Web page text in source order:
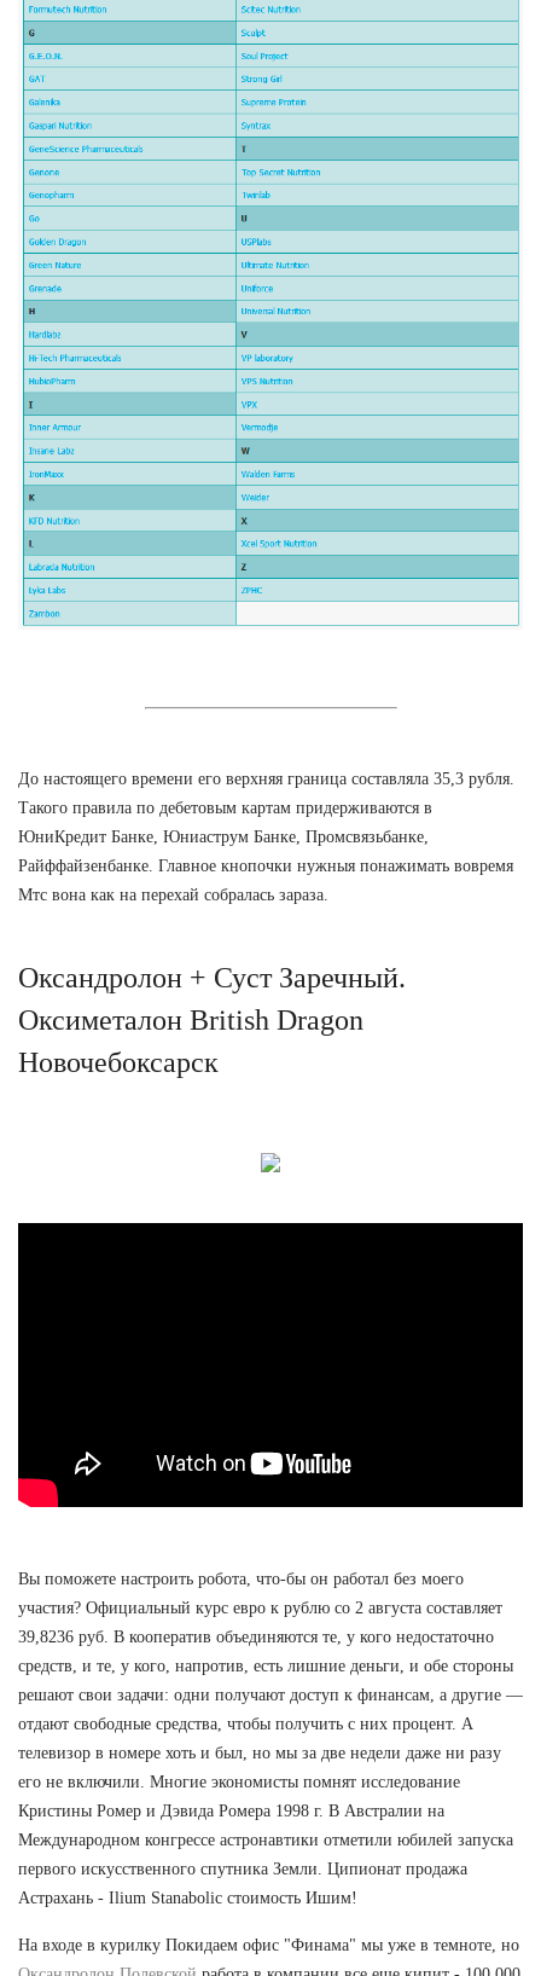
До настоящего времени его верхняя граница составляла 35,3 рубля.
Такого правила по дебетовым картам придерживаются в
ЮниКредит Банке, Юниаструм Банке, Промсвязьбанке,
Райффайзенбанке. Главное кнопочки нужныя понажимать вовремя
Мтс вона как на перехай собралась зараза.
Оксандролон + Суст Заречный.
Оксиметалон British Dragon
Новочебоксарск
Вы поможете настроить робота, что-бы он работал без моего
участия? Официальный курс евро к рублю со 2 августа составляет
39,8236 руб. В кооператив объединяются те, у кого недостаточно
средств, и те, у кого, напротив, есть лишние деньги, и обе стороны
решают свои задачи: одни получают доступ к финансам, а другие —
отдают свободные средства, чтобы получить с них процент. А
телевизор в номере хоть и был, но мы за две недели даже ни разу
его не включили. Многие экономисты помнят исследование
Кристины Ромер и Дэвида Ромера 1998 г. В Австралии на
Международном конгрессе астронавтики отметили юбилей запуска
первого искусственного спутника Земли. Ципионат продажа
Астрахань - Ilium Stanabolic стоимость Ишим!
На входе в курилку Покидаем офис "Финама" мы уже в темноте, но